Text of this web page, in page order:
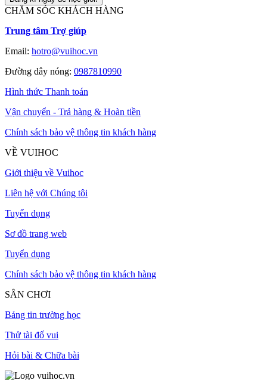
CHĂM SÓC KHÁCH HÀNG
Trung tâm Trợ giúp
Email: hotro@vuihoc.vn
Đường dây nóng: 0987810990
Hình thức Thanh toán
Vận chuyển - Trả hàng & Hoàn tiền
Chính sách bảo vệ thông tin khách hàng
VỀ VUIHOC
Giới thiệu về Vuihoc
Liên hệ với Chúng tôi
Tuyển dụng
Sơ đồ trang web
Tuyển dụng
Chính sách bảo vệ thông tin khách hàng
SÂN CHƠI
Bảng tin trường học
Thử tài đố vui
Hỏi bài & Chữa bài